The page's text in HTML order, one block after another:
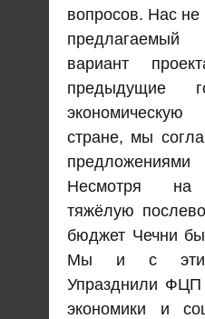
вопросов. Нас не
вариант
предыдущие
стране, мы
Несмотря на
тяжёлую
бюджет Чечни
Мы и с этим
Упразднили ФЦП
экономики и